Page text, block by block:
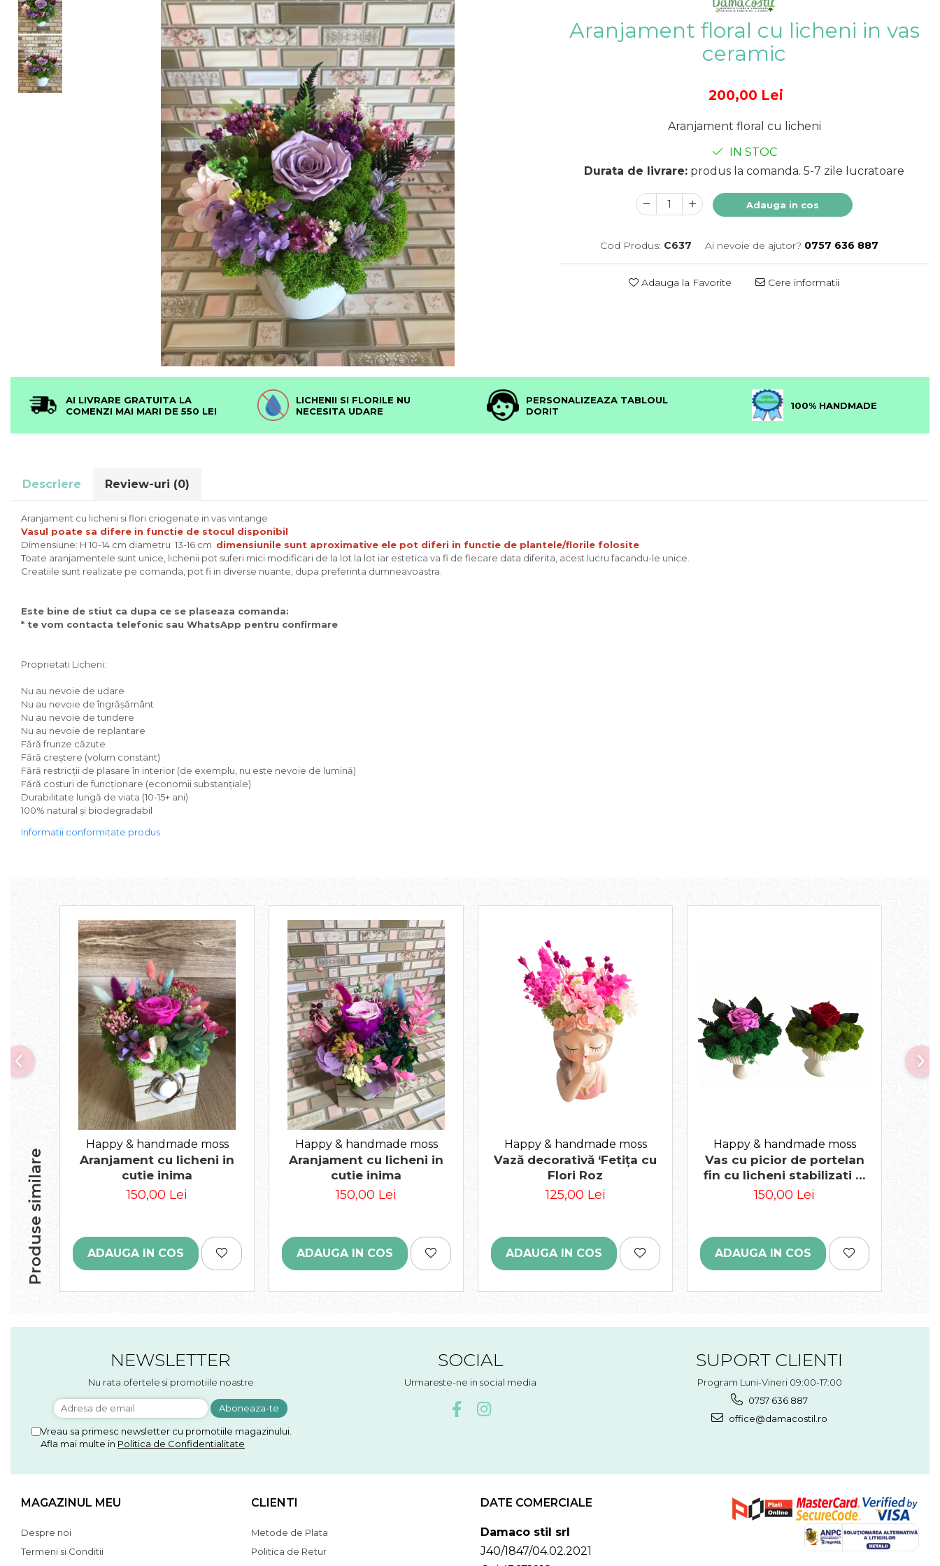
Tablou cu licheni Prietena
Tablou licheni pentru Barbati
Tablouri 40/30
Tablouri cu licheni pe canvas
Tablouri cu licheni pentru Nasi
Aranjament floral cu licheni in vas
ceramic
200,00 Lei
Aranjament floral cu licheni
IN STOC
Durata de livrare: produs la comanda. 5-7 zile lucratoare
Adauga in cos
Cod Produs: C637 Ai nevoie de ajutor? 0757 636 887
Adauga la Favorite Cere informatii
AI LIVRARE GRATUITA LA
COMENZI MAI MARI DE 550 LEI
LICHENII SI FLORILE NU
NECESITA UDARE
PERSONALIZEAZA TABLOUL
DORIT
100% HANDMADE
Descriere Review-uri (0)
Aranjament cu licheni si flori criogenate in vas vintange
Vasul poate sa difere in functie de stocul disponibil
Dimensiune: H 10-14 cm diametru 13-16 cm dimensiunile sunt aproximative ele pot diferi in functie de plantele/florile folosite
Toate aranjamentele sunt unice, lichenii pot suferi mici modificari de la lot la lot iar estetica va fi de fiecare data diferita, acest lucru facandu-le unice.
Creatiile sunt realizate pe comanda, pot fi in diverse nuante, dupa preferinta dumneavoastra.
Este bine de stiut ca dupa ce se plaseaza comanda:
* te vom contacta telefonic sau WhatsApp pentru confirmare
Proprietati Licheni:
Nu au nevoie de udare
Nu au nevoie de îngrășământ
Nu au nevoie de tundere
Nu au nevoie de replantare
Fără frunze căzute
Fără creștere (volum constant)
Fără restricții de plasare în interior (de exemplu, nu este nevoie de lumină)
Fără costuri de funcționare (economii substanțiale)
Durabilitate lungă de viata (10-15+ ani)
100% natural și biodegradabil
Informatii conformitate produs
Produse similare
Happy & handmade moss
Aranjament cu licheni in
cutie inima
150,00 Lei
ADAUGA IN COS
Happy & handmade moss
Aranjament cu licheni in
cutie inima
150,00 Lei
ADAUGA IN COS
Happy & handmade moss
Vază decorativă ‘Fetița cu
Flori Roz
125,00 Lei
ADAUGA IN COS
Happy & handmade moss
Vas cu picior de portelan
fin cu licheni stabilizati si
trandafir criogenat.
150,00 Lei
ADAUGA IN COS
NEWSLETTER
Nu rata ofertele si promotiile noastre
Vreau sa primesc newsletter cu promotiile magazinului.
Afla mai multe in Politica de Confidentialitate
SOCIAL
Urmareste-ne in social media
SUPORT CLIENTI
Program Luni-Vineri 09:00-17:00
0757 636 887
office@damacostil.ro
MAGAZINUL MEU
Despre noi
Termeni si Conditii
CLIENTI
Metode de Plata
Politica de Retur
DATE COMERCIALE
Damaco stil srl
J40/1847/04.02.2021